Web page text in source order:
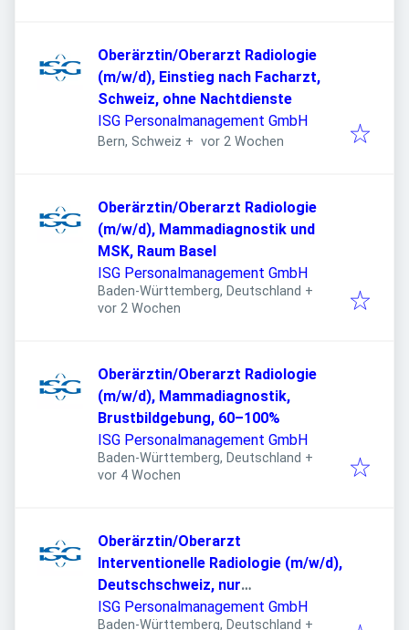
Oberärztin/Oberarzt Radiologie
(m/w/d), Einstieg nach Facharzt,
Schweiz, ohne Nachtdienste
ISG Personalmanagement GmbH
Bern, Schweiz + Veröffentlicht
vor 2 Wochen
Oberärztin/Oberarzt Radiologie
(m/w/d), Mammadiagnostik und
MSK, Raum Basel
ISG Personalmanagement GmbH
Baden-Württemberg, Deutschland +
Veröffentlicht
vor 2 Wochen
Oberärztin/Oberarzt Radiologie
(m/w/d), Mammadiagnostik,
Brustbildgebung, 60–100%
ISG Personalmanagement GmbH
Baden-Württemberg, Deutschland +
Veröffentlicht
vor 4 Wochen
Oberärztin/Oberarzt
Interventionelle Radiologie (m/w/d),
Deutschschweiz, nur
Hintergrunddienste
ISG Personalmanagement GmbH
Baden-Württemberg, Deutschland +